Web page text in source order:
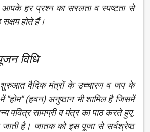
आपके हर प्रश्न का सरलता व स्पष्टता से
सक्षम होते हैं।
विधि
शुरुआत वैदिक मंत्रों के उच्चारण व जप के
"होम" (हवन) अनुष्ठान भी शामिल है जिसमें
पवित्र सामग्री व मंत्र का पाठ करते हुए,
जाती है। जातक को इस पूजा से सर्वश्रेष्ठ